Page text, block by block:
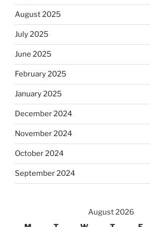
August 2025
July 2025
June 2025
February 2025
January 2025
December 2024
November 2024
October 2024
September 2024
August 2026